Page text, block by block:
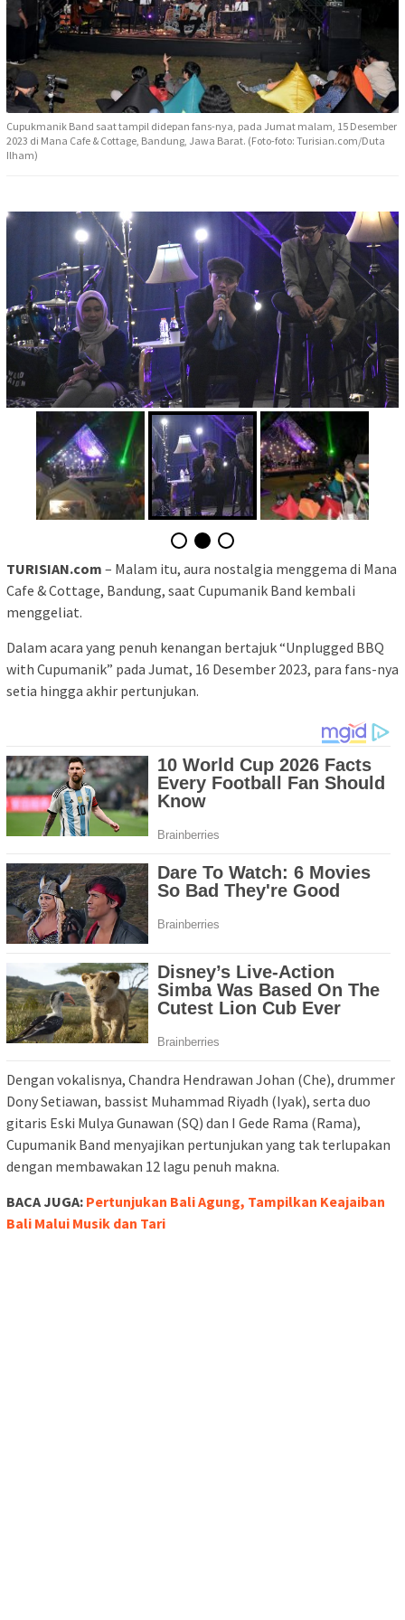
Cupukmanik Band saat tampil didepan fans-nya, pada Jumat malam, 15 Desember
2023 di Mana Cafe & Cottage, Bandung, Jawa Barat. (Foto-foto: Turisian.com/Duta
Ilham)
TURISIAN.com – Malam itu, aura nostalgia menggema di Mana
Cafe & Cottage, Bandung, saat Cupumanik Band kembali
menggeliat.
Dalam acara yang penuh kenangan bertajuk “Unplugged BBQ
with Cupumanik” pada Jumat, 16 Desember 2023, para fans-nya
setia hingga akhir pertunjukan.
Dengan vokalisnya, Chandra Hendrawan Johan (Che), drummer
Dony Setiawan, bassist Muhammad Riyadh (Iyak), serta duo
gitaris Eski Mulya Gunawan (SQ) dan I Gede Rama (Rama),
Cupumanik Band menyajikan pertunjukan yang tak terlupakan
dengan membawakan 12 lagu penuh makna.
BACA JUGA: Pertunjukan Bali Agung, Tampilkan Keajaiban
Bali Malui Musik dan Tari